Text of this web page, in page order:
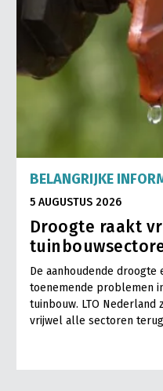
BELANGRIJKE
5 AUGUSTUS 2026
Droogte raakt
De aanhoudende
toenemende problemen
tuinbouw. LTO
vrijwel alle sectoren